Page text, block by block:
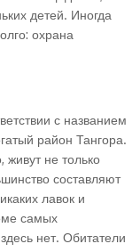
детей. Иногда
охрана
с названием
район Тангора.
живут не только
составляют
лавок и
самых
нет. Обитатели